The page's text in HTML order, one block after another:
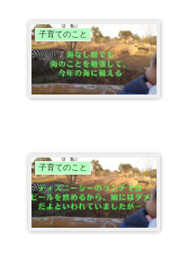
子育てのこと
子育てのこと